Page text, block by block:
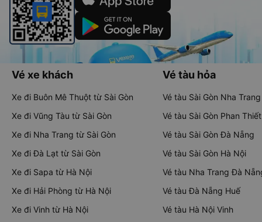
Vé xe khách
Xe đi Buôn Mê Thuột từ Sài Gòn
Xe đi Vũng Tàu từ Sài Gòn
Xe đi Nha Trang từ Sài Gòn
Xe đi Đà Lạt từ Sài Gòn
Xe đi Sapa từ Hà Nội
Xe đi Hải Phòng từ Hà Nội
Xe đi Vinh từ Hà Nội
Vé tàu hỏa
Vé tàu Sài Gòn Nha Trang
Vé tàu Sài Gòn Phan Thiết
Vé tàu Sài Gòn Đà Nẵng
Vé tàu Sài Gòn Hà Nội
Vé tàu Nha Trang Đà
Vé tàu Đà Nẵng Huế
Vé tàu Hà Nội Vinh